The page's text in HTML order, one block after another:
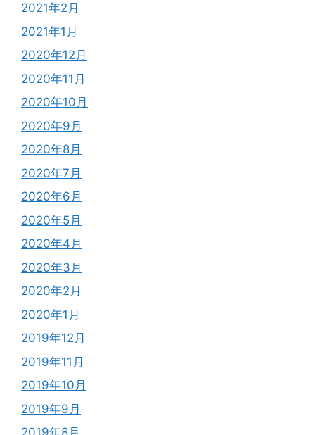
2021年2月
2021年1月
2020年12月
2020年11月
2020年10月
2020年9月
2020年8月
2020年7月
2020年6月
2020年5月
2020年4月
2020年3月
2020年2月
2020年1月
2019年12月
2019年11月
2019年10月
2019年9月